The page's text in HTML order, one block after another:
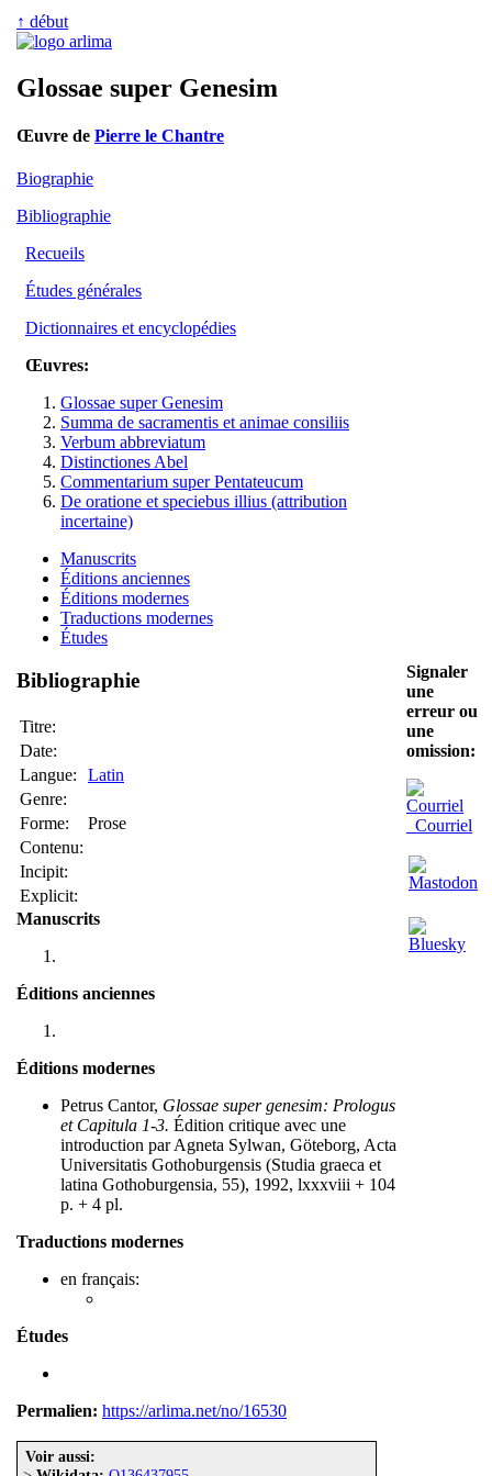
↑ début
Glossae super Genesim
Œuvre de Pierre le Chantre
Biographie
Bibliographie
Recueils
Études générales
Dictionnaires et encyclopédies
Œuvres:
Glossae super Genesim
Summa de sacramentis et animae consiliis
Verbum abbreviatum
Distinctiones Abel
Commentarium super Pentateucum
De oratione et speciebus illius (attribution
incertaine)
Manuscrits
Éditions anciennes
Éditions modernes
Traductions modernes
Études
Bibliographie
Titre:
Date:
Langue:
Latin
Genre:
Forme:
Prose
Contenu:
Incipit:
Explicit:
Manuscrits
Éditions anciennes
Éditions modernes
Petrus Cantor, Glossae super genesim: Prologus
et Capitula 1-3. Édition critique avec une
introduction par Agneta Sylwan, Göteborg, Acta
Universitatis Gothoburgensis (Studia graeca et
latina Gothoburgensia, 55), 1992, lxxxviii + 104
p. + 4 pl.
Traductions modernes
en français:
Études
Permalien: https://arlima.net/no/16530
Voir aussi:
Signaler
une
erreur ou
une
omission:
Courriel